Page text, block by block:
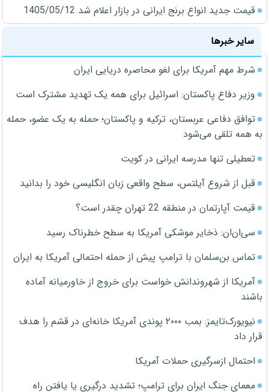
قیمت جدید انواع برنج ایرانی در بازار اعلام شد 1405/05/12
سایر خبرها
شرط مهم آمریکا برای لغو محاصره دریایی ایران
وزیر دفاع پاکستان: اسرائیل برای همه یک تهدید مشترک است
توافق دفاعی عربستان، ترکیه و پاکستان؛ حمله به یک عضو، حمله
به همه تلقی می‌شود
تعطیلی تنها مدرسه ایرانی در کویت
قبل از شروع آیلتس، سطح واقعی زبان انگلیسی خود را بدانید
قیمت آپارتمان در منطقه 22 تهران چقدر است؟
سی‌ان‌ان: ذخایر موشکی آمریکا به سطح خطرناک رسید
تماس بن‌سلمان با ترامپ پیش از حمله احتمالی آمریکا به ایران
آمریکا از شهروندانش خواست برای خروج از خاورمیانه آماده
باشند
نیویورک‌تایمز: بمب ۲۰۰۰ پوندی آمریکا خانه‌ای در قشم را هدف
قرار داد
احتمال ازسرگیری حملات آمریکا
معمای جنگ ایران برای ترامپ؛ تشدید درگیری یا یافتن راه